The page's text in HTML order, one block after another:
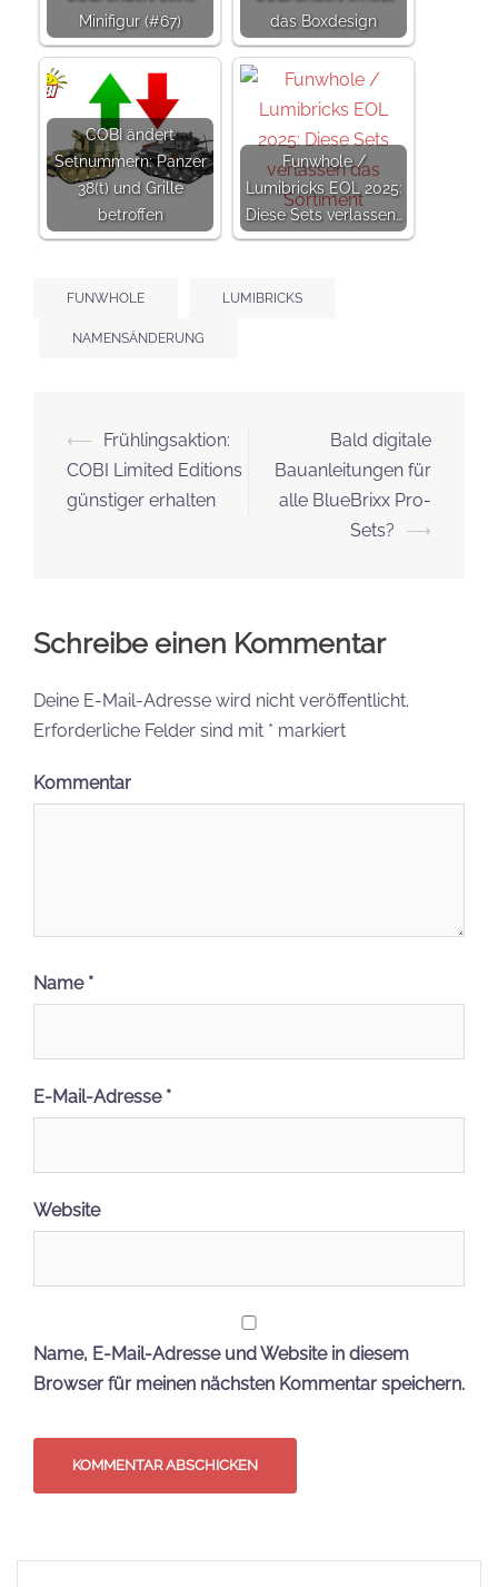
Minifigur (#67)
das Boxdesign
COBI ändert
Setnummern: Panzer
38(t) und Grille
betroffen
Funwhole /
Lumibricks EOL 2025:
Diese Sets verlassen…
FUNWHOLE LUMIBRICKS
NAMENSÄNDERUNG
Beitrags-
Navigation
⟵
Frühlingsaktion:
COBI Limited Editions
günstiger erhalten
Bald digitale
Bauanleitungen für
alle BlueBrixx Pro-
Sets?
⟶
Schreibe einen Kommentar
Deine E-Mail-Adresse wird nicht veröffentlicht.
Erforderliche Felder sind mit * markiert
Kommentar
Name *
E-Mail-Adresse *
Website
Name, E-Mail-Adresse und Website in diesem
Browser für meinen nächsten Kommentar speichern.